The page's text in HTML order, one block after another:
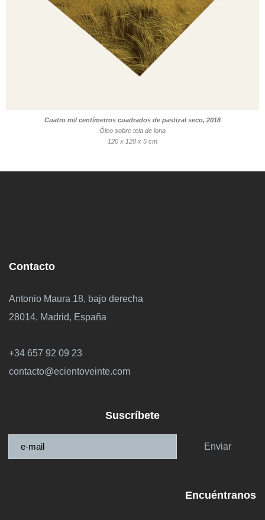
Cuatro mil centímetros cuadrados de pastizal seco, 2018
Óleo sobre tela de lona
120 x 120 x 5 cm
Contacto
Antonio Maura 18, bajo derecha
28014, Madrid, España
+34 657 92 09 23
contacto@ecientoveinte.com
Suscríbete
Enviar
Encuéntranos